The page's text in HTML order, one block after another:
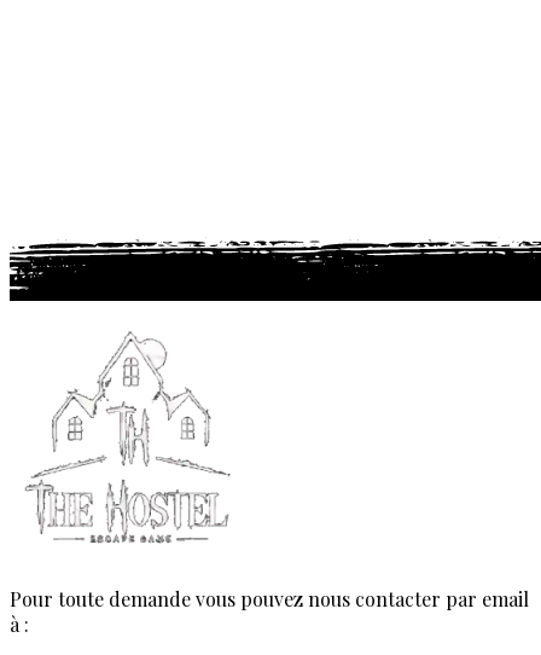
Pour toute demande vous pouvez nous contacter par email
à :